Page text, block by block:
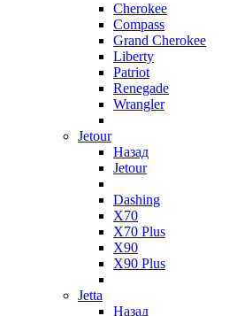
Cherokee
Compass
Grand Cherokee
Liberty
Patriot
Renegade
Wrangler
Jetour
Назад
Jetour
Dashing
X70
X70 Plus
X90
X90 Plus
Jetta
Назад